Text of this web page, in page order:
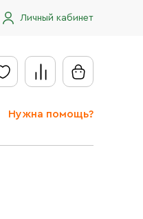
Личный кабинет
Нужна помощь?
Отправить заявку